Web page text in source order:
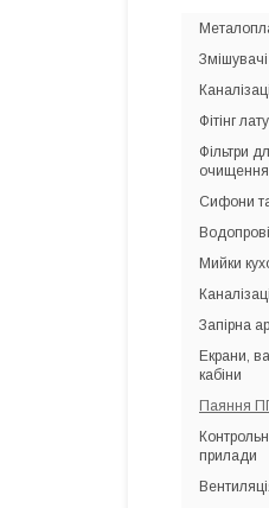
Фітінг
Фільтри
очищення
Сифони
Мийки
Запірна
Екрани,
кабіни
Паяння
прилади